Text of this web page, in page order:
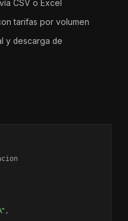
CSV o Excel
tarifas por volumen
y descarga de
,